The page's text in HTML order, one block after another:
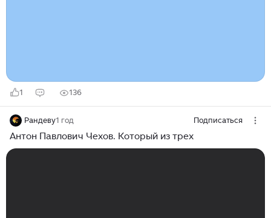
1 136
Рандеву1 год Подписаться
Антон Павлович Чехов. Который из трех